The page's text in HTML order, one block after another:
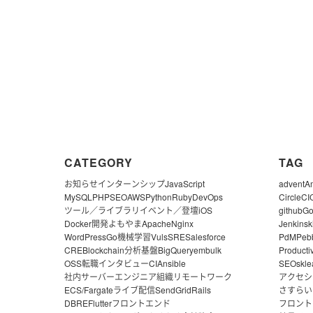
CATEGORY
お知らせインターンシップJavaScript
MySQL PHPSEOAWSPythonRubyDevOps
ツール／ライブラリイベント／登壇iOS
Docker開発よもやまApacheNginx
WordPressGo機械学習VulsSRESalesforce
CREBlockchain分析基盤BigQueryembulk
OSS転職インタビューCIAnsible
社内サーバーエンジニア組織リモートワーク
ECS/Fargateライブ配信SendGridRails
DBREFlutterフロントエンド
TAG
advent
CircleCI
githubGo
Jenkins
PdM
SEO
アクセ
さすら
フロン